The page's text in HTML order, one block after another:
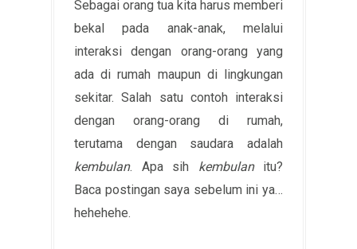
Sebagai orang tua kita harus memberi
bekal pada anak-anak, melalui
interaksi dengan orang-orang yang
ada di rumah maupun di lingkungan
sekitar. Salah satu contoh interaksi
dengan orang-orang di rumah,
terutama dengan saudara adalah
kembulan. Apa sih kembulanitu?
Baca postingan saya sebelum ini ya…
hehehehe.